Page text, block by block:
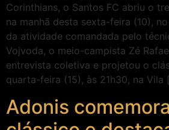
Corinthians, o Santos FC abriu o
na manhã desta sexta-feira (10),
da atividade comandada pelo
Vojvoda, o meio-campista Zé
entrevista coletiva e projetou o
quarta-feira (15), às 21h30, na Vila
Adonis